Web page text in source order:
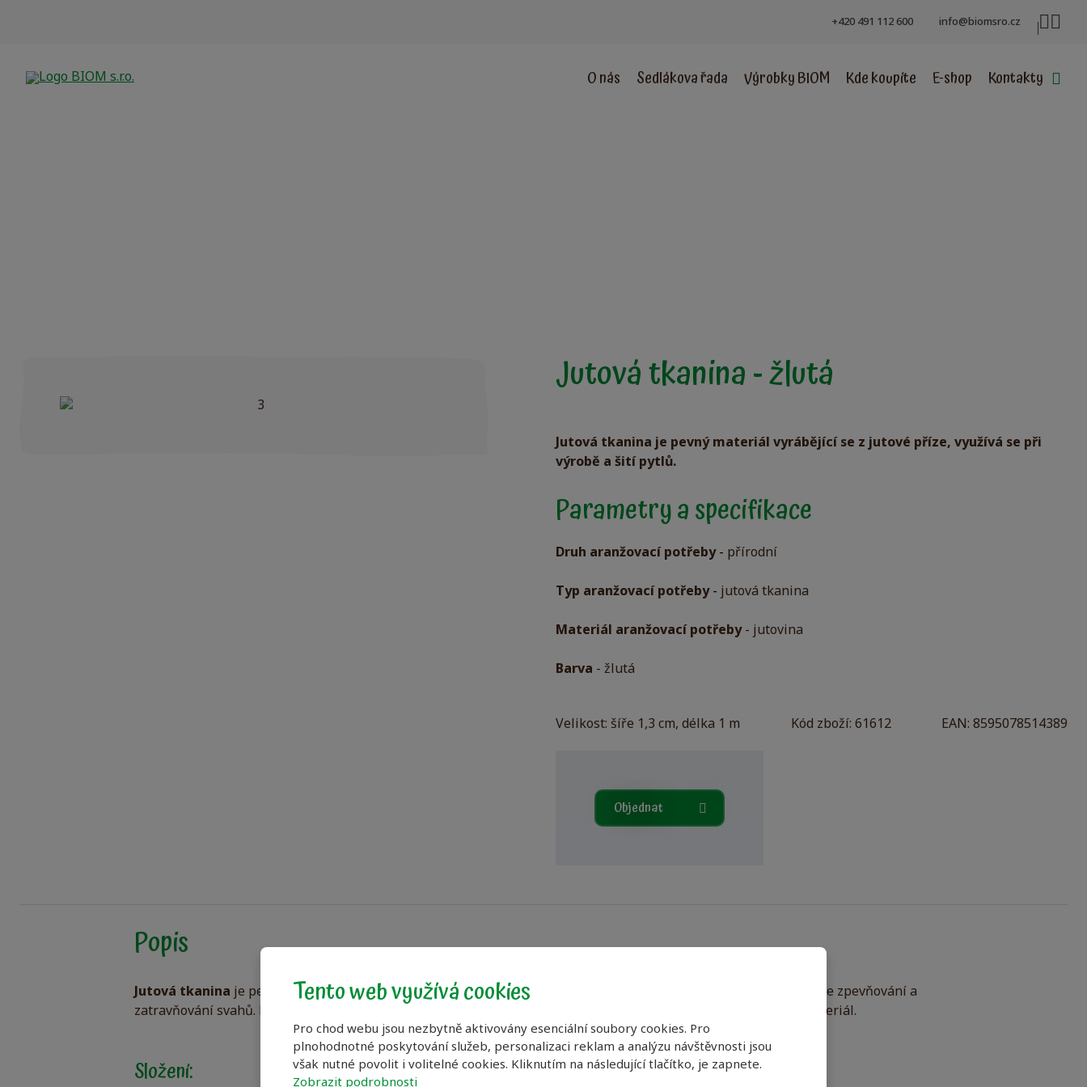
+420 491 112 600 info@biomsro.cz
O nás Sedlákova řada Výrobky BIOM Kde koupíte E-shop Kontakty
Jutová tkanina - žlutá
Jutová tkanina je pevný materiál vyrábějící se z jutové příze, využívá se při
výrobě a šití pytlů.
Parametry a specifikace
Druh aranžovací potřeby - přírodní
Typ aranžovací potřeby- jutová tkanina
Materiál aranžovací potřeby - jutovina
Barva - žlutá
Velikost: šíře 1,3 cm, délka 1 m Kód zboží: 61612 EAN: 8595078514389
Objednat
Popis
Jutová tkanina je pevný materiál vyrábějící se z jutové příze. Využívá se při výrobě a šití pytlů, obalů, na izolaci, ke zpevňování a
zatravňování svahů. Lze také použít na síta při sušení bylin, na ochranu kmenů před mrazem nebo jako balící materiál.
Složení:
Tento web využívá cookies
Pro chod webu jsou nezbytně aktivovány esenciální soubory cookies. Pro
plnohodnotné poskytování služeb, personalizaci reklam a analýzu návštěvnosti jsou
však nutné povolit i volitelné cookies. Kliknutím na následující tlačítko, je zapnete.
Zobrazit podrobnosti